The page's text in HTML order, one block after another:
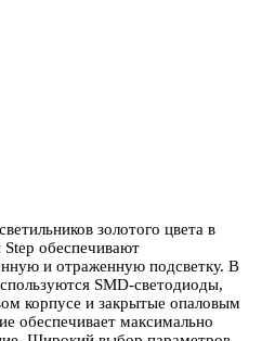
золотого цвета в
обеспечивают
и отраженную подсветку. В
SMD-светодиоды,
корпусе и закрытые опаловым
обеспечивает максимально